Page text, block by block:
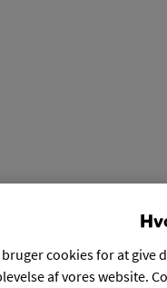
bruger cookies for at give
af vores website.